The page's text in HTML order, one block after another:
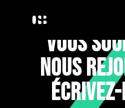
vous
nous